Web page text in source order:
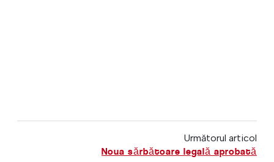
Următorul articol
Noua sărbătoare legală aprobată